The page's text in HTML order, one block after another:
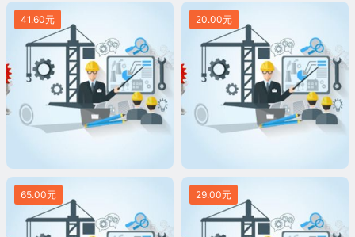
41.60元 20.00元
65.00元 29.00元